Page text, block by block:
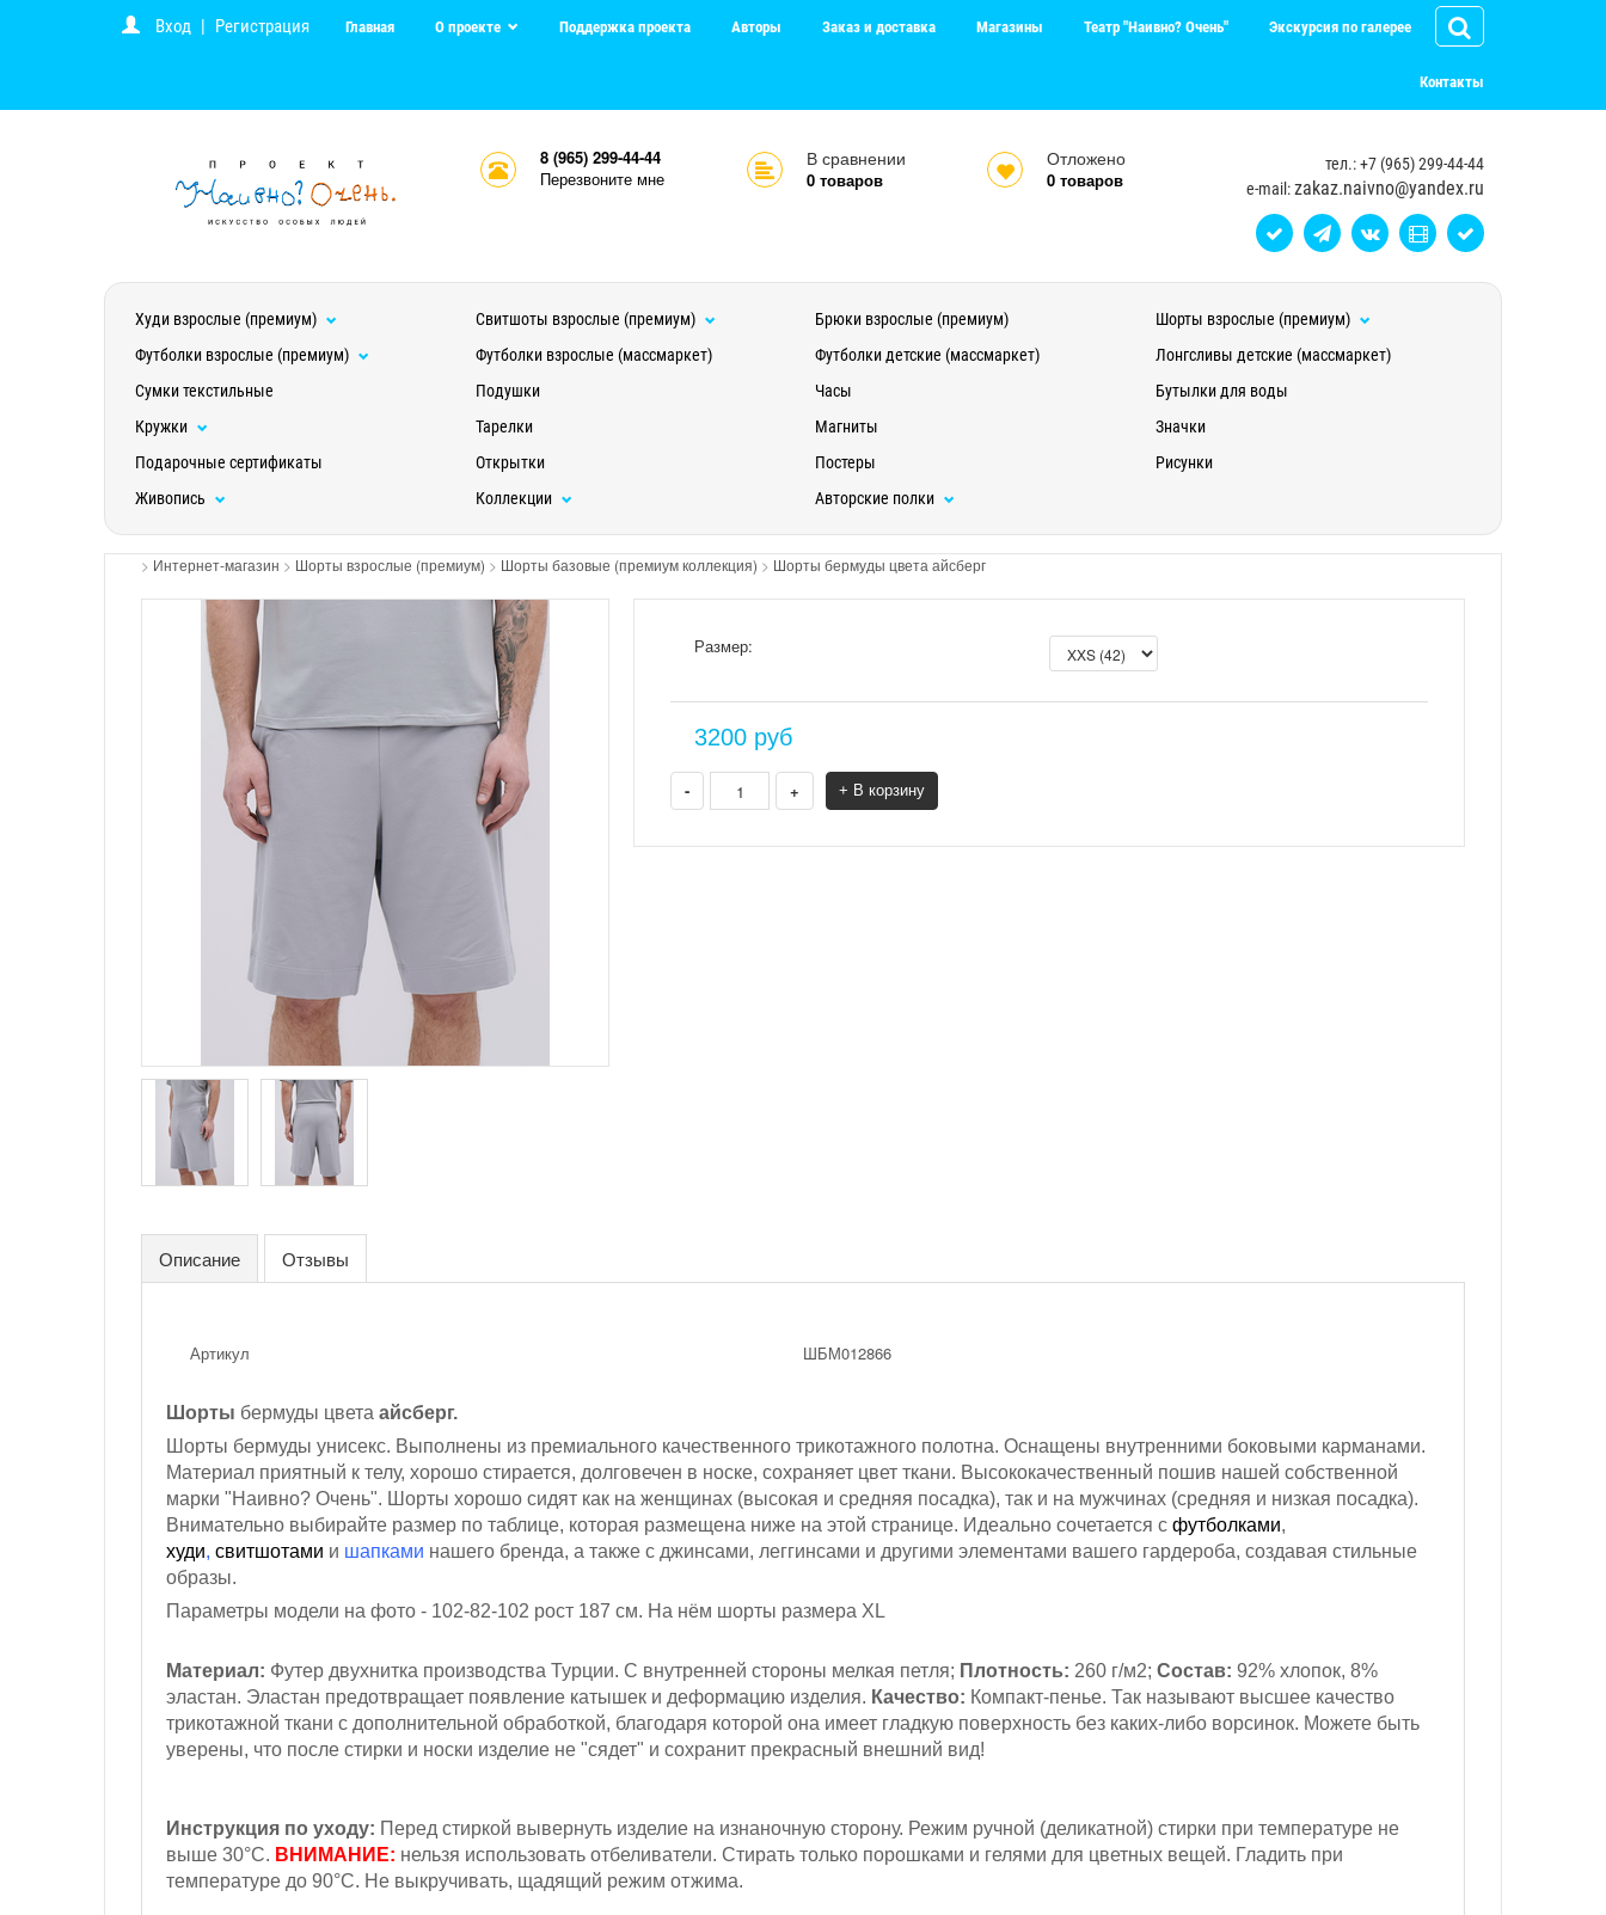
Вход | Регистрация Главная О проекте Поддержка проекта Авторы Заказ и доставка Магазины Театр "Наивно? Очень" Экскурсия по галерее
Контакты
8 (965) 299-44-44
Перезвоните мне
В сравнении
0товаров
Отложено
0 товаров
тел.: +7 (965) 299-44-44
e-mail:zakaz.naivno@yandex.ru
Худи взрослые (премиум) Свитшоты взрослые (премиум) Брюки взрослые (премиум)
Шорты взрослые (премиум)
Футболки взрослые (премиум)
Футболки взрослые (массмаркет) Футболки детские (массмаркет)
Лонгсливы детские (массмаркет)
Сумки текстильные
Подушки Часы
Бутылки для воды
Кружки
Тарелки Магниты
Значки
Подарочные сертификаты
Открытки Постеры
Рисунки
Живопись
Коллекции Авторские полки
> Интернет-магазин > Шорты взрослые (премиум) > Шорты базовые (премиум коллекция) > Шорты бермуды цвета айсберг
Размер:
3200 руб
- + + В корзину
Описание Отзывы
Артикул ШБМ012866
Шорты бермуды цвета айсберг.
Шорты бермуды унисекс. Выполнены из премиального качественного трикотажного полотна. Оснащены внутренними боковыми карманами.
Материал приятный к телу, хорошо стирается, долговечен в носке, сохраняет цвет ткани. Высококачественный пошив нашей собственной
марки "Наивно? Очень". Шорты хорошо сидят как на женщинах (высокая и средняя посадка), так и на мужчинах (средняя и низкая посадка).
Внимательно выбирайте размер по таблице, которая размещена ниже на этой странице. Идеально сочетается с футболками,
худи, свитшотами и шапками нашего бренда, а также с джинсами, леггинсами и другими элементами вашего гардероба, создавая стильные
образы.
Параметры модели на фото - 102-82-102 рост 187 см. На нём шорты размера XL
Материал: Футер двухнитка производства Турции. С внутренней стороны мелкая петля; Плотность: 260 г/м2; Состав: 92% хлопок, 8%
эластан. Эластан предотвращает появление катышек и деформацию изделия. Качество: Компакт-пенье. Так называют высшее качество
трикотажной ткани с дополнительной обработкой, благодаря которой она имеет гладкую поверхность без каких-либо ворсинок. Можете быть
уверены, что после стирки и носки изделие не "сядет" и сохранит прекрасный внешний вид!
Инструкция по уходу: Перед стиркой вывернуть изделие на изнаночную сторону. Режим ручной (деликатной) стирки при температуре не
выше 30°С. ВНИМАНИЕ: нельзя использовать отбеливатели. Стирать только порошками и гелями для цветных вещей. Гладить при
температуре до 90°С. Не выкручивать, щадящий режим отжима.